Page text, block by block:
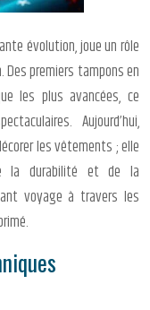
évolution, joue un rôle
Des premiers tampons en
les plus avancées, ce
Aujourd’hui,
les vêtements ; elle
la durabilité et de la
voyage à travers les